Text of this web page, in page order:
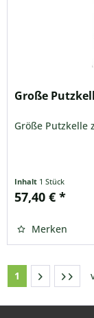
Große
Größe Putzkelle
Inhalt 1 Stück
57,40 € *
Merken
1